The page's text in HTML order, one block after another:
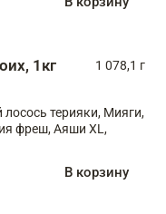
1кг
1 078,1 г
терияки, Мияги,
фреш, Аяши XL,
В корзину